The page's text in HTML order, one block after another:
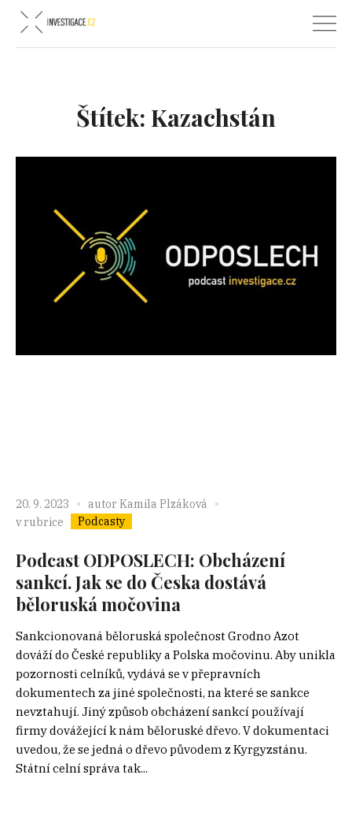
Štítek: Kazachstán
20. 9. 2023 autor Kamila Plzáková
v rubrice
Podcasty
Podcast ODPOSLECH: Obcházení
sankcí. Jak se do Česka dostává
běloruská močovina
Sankcionovaná běloruská společnost Grodno Azot
dováží do České republiky a Polska močovinu. Aby unikla
pozornosti celníků, vydává se v přepravních
dokumentech za jiné společnosti, na které se sankce
nevztahují. Jiný způsob obcházení sankcí používají
firmy dovážející k nám běloruské dřevo. V dokumentaci
uvedou, že se jedná o dřevo původem z Kyrgyzstánu.
Státní celní správa tak...